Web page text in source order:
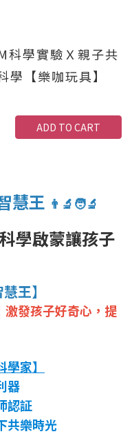
科學實驗Ｘ親子共
【樂咖玩具】
ADD TO CART
慧王 👨‍🔬🧑‍🔬
學啟蒙讓孩子
王】
激發孩子好奇心，提
學家】
器
認証
共樂時光